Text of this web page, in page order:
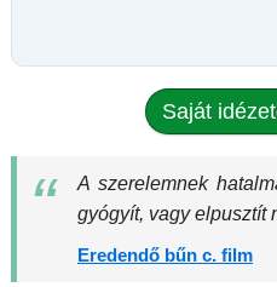
Saját
A szerelemnek
gyógyít, vagy elpusztít
Eredendő bűn c. film